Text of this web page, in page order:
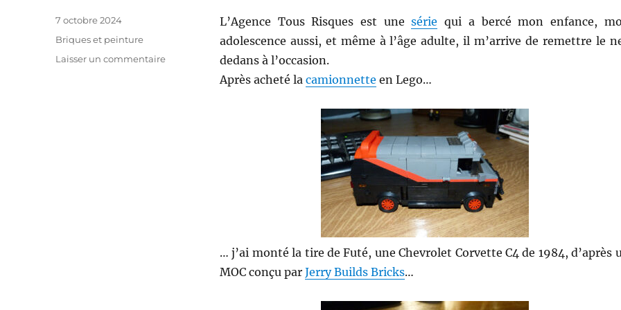
L’Agence Tous Risques est unesérie qui a bercé mon enfance,
adolescence aussi, et même à l’âge adulte, il m’arrive de remettre le
dedans à l’occasion.
Après acheté la camionnette en Lego…
… j’ai monté la tire de Futé, une Chevrolet Corvette C4 de 1984, d’après
MOC conçu par Jerry Builds Bricks…
Publié
7 octobre 2024
Catégories
Briques et peinture
Laisser un commentairesur